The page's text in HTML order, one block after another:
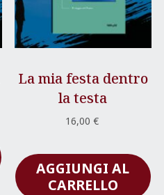
La mia festa dentro
la testa
16,00 €
AGGIUNGI AL
CARRELLO